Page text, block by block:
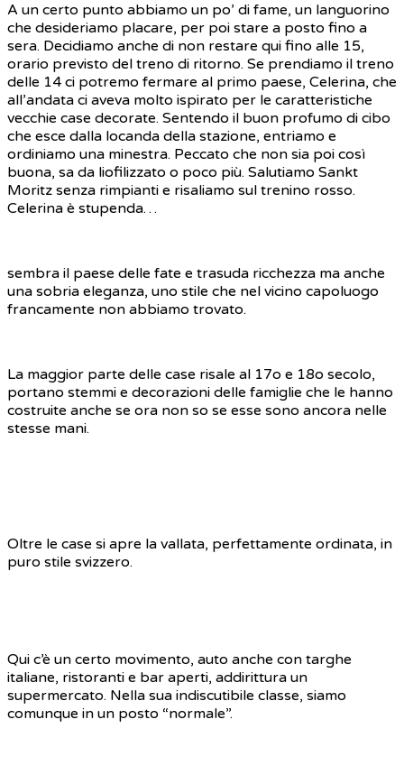
A un certo punto abbiamo un po’ di fame, un languorino
che desideriamo placare, per poi stare a posto fino a
sera. Decidiamo anche di non restare qui fino alle 15,
orario previsto del treno di ritorno. Se prendiamo il treno
delle 14 ci potremo fermare al primo paese, Celerina, che
all’andata ci aveva molto ispirato per le caratteristiche
vecchie case decorate. Sentendo il buon profumo di cibo
che esce dalla locanda della stazione, entriamo e
ordiniamo una minestra. Peccato che non sia poi così
buona, sa da liofilizzato o poco più. Salutiamo Sankt
Moritz senza rimpianti e risaliamo sul trenino rosso.
Celerina è stupenda…
sembra il paese delle fate e trasuda ricchezza ma anche
una sobria eleganza, uno stile che nel vicino capoluogo
francamente non abbiamo trovato.
La maggior parte delle case risale al 17o e 18o secolo,
portano stemmi e decorazioni delle famiglie che le hanno
costruite anche se ora non so se esse sono ancora nelle
stesse mani.
Oltre le case si apre la vallata, perfettamente ordinata, in
puro stile svizzero.
Qui c’è un certo movimento, auto anche con targhe
italiane, ristoranti e bar aperti, addirittura un
supermercato. Nella sua indiscutibile classe, siamo
comunque in un posto “normale”.